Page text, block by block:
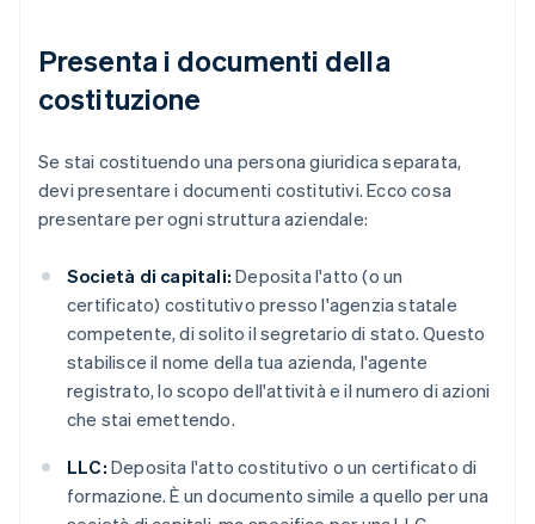
Presenta i documenti della
costituzione
Se stai costituendo una persona giuridica separata,
devi presentare i documenti costitutivi. Ecco cosa
presentare per ogni struttura aziendale:
Società di capitali: Deposita l'atto (o un
certificato) costitutivo presso l'agenzia statale
competente, di solito il segretario di stato. Questo
stabilisce il nome della tua azienda, l'agente
registrato, lo scopo dell'attività e il numero di azioni
che stai emettendo.
LLC: Deposita l'atto costitutivo o un certificato di
formazione. È un documento simile a quello per una